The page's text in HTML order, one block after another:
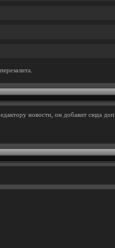
новости, он добавит сюда доп.